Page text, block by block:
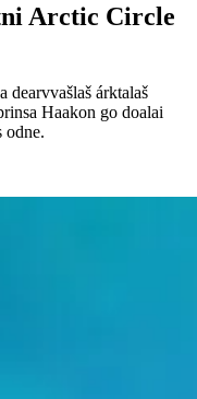
Arctic Circle
dearvvašlaš árktalaš
Haakon go doalai
odne.